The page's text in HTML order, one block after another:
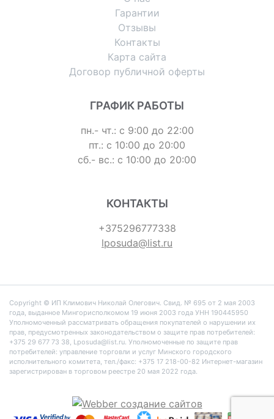
Гарантии
Отзывы
Контакты
Карта сайта
Договор публичной оферты
ГРАФИК РАБОТЫ
пн.- чт.: с 9:00 до 22:00
пт.: с 10:00 до 20:00
сб.- вс.: с 10:00 до 20:00
КОНТАКТЫ
+375296777338
lposuda@list.ru
Copyright © ИП Климович Николай Олегович. Cвид. № 695 от 2 мая 2003
года, выданное Мингорисполкомом 19 июня 2003 года УНН 190445950
Уполномоченный рассматривать обращения покупателей о нарушении их
прав, предусмотренных законодательством о защите прав потребителей:
+375 29 677 73 38, Lposuda@list.ru. Уполномоченные по защите прав
потребителей: управление торговли и услуг Минского городского
исполнительного комитета, тел./факс: +375 17 218-00-82 Интернет-магазин
зарегистрирован в торговом реестре 20 мая 2022 года.